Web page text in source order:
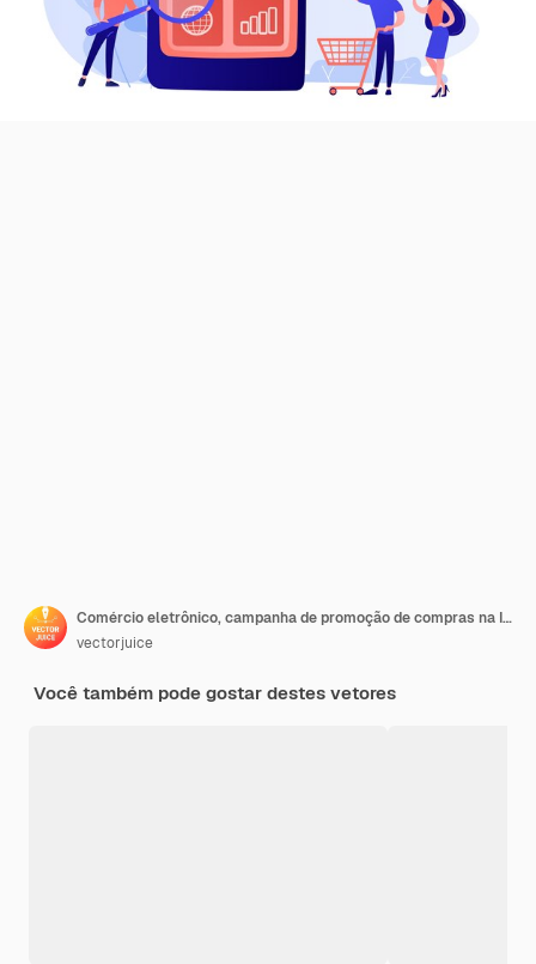
Comércio eletrônico, campanha de promoção de compras na Internet
vectorjuice
Você também pode gostar destes vetores